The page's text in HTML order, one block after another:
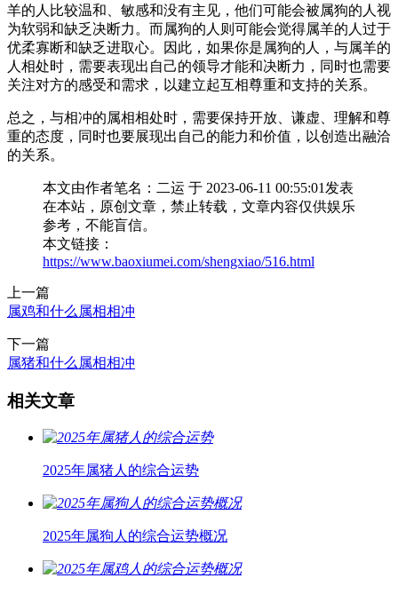
羊的人比较温和、敏感和没有主见，他们可能会被属狗的人视
为软弱和缺乏决断力。而属狗的人则可能会觉得属羊的人过于
优柔寡断和缺乏进取心。因此，如果你是属狗的人，与属羊的
人相处时，需要表现出自己的领导才能和决断力，同时也需要
关注对方的感受和需求，以建立起互相尊重和支持的关系。
总之，与相冲的属相相处时，需要保持开放、谦虚、理解和尊
重的态度，同时也要展现出自己的能力和价值，以创造出融洽
的关系。
本文由作者笔名：二运 于 2023-06-11 00:55:01发表
在本站，原创文章，禁止转载，文章内容仅供娱乐
参考，不能盲信。
本文链接：
https://www.baoxiumei.com/shengxiao/516.html
上一篇
属鸡和什么属相相冲
下一篇
属猪和什么属相相冲
相关文章
2025年属猪人的综合运势
2025年属狗人的综合运势概况